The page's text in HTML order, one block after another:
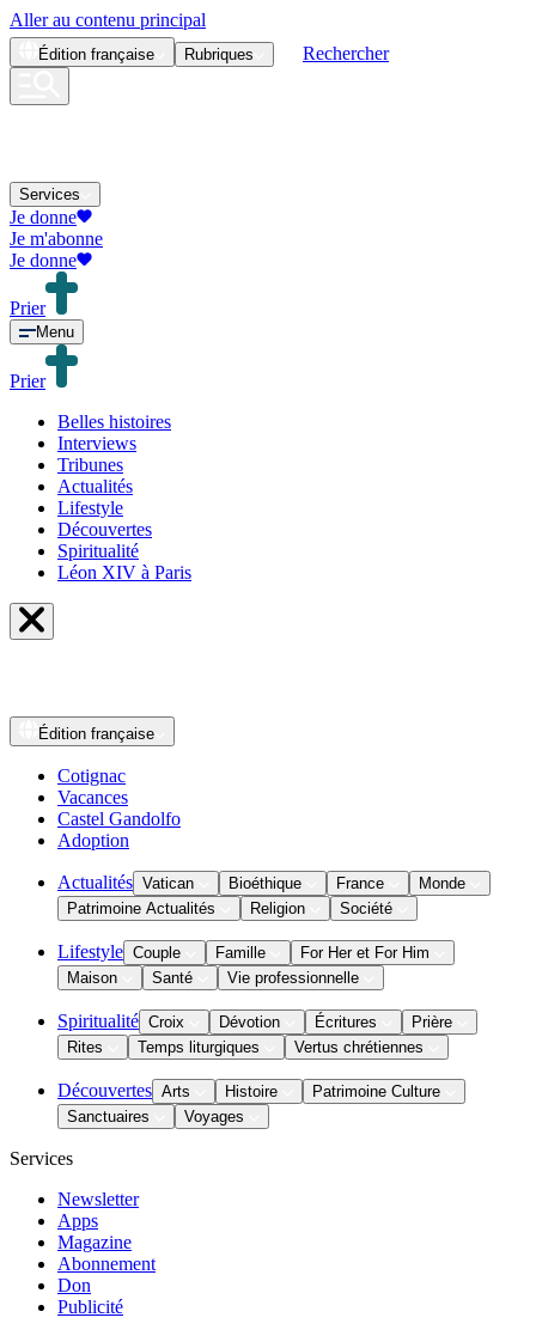
Aller au contenu principal
Édition française Rubriques Rechercher
Services
Je donne
Je m'abonne
Je donne
Prier
Menu
Prier
Belles histoires
Interviews
Tribunes
Actualités
Lifestyle
Découvertes
Spiritualité
Léon XIV à Paris
Édition française
Cotignac
Vacances
Castel Gandolfo
Adoption
Actualités Vatican Bioéthique France
Monde
Patrimoine Actualités
Religion Société
Lifestyle Couple Famille
For Her et For Him
Maison
Santé Vie professionnelle
Spiritualité Croix Dévotion Écritures
Prière
Rites
Temps liturgiques Vertus chrétiennes
Découvertes Arts Histoire
Patrimoine Culture
Sanctuaires
Voyages
Services
Newsletter
Apps
Magazine
Abonnement
Don
Publicité